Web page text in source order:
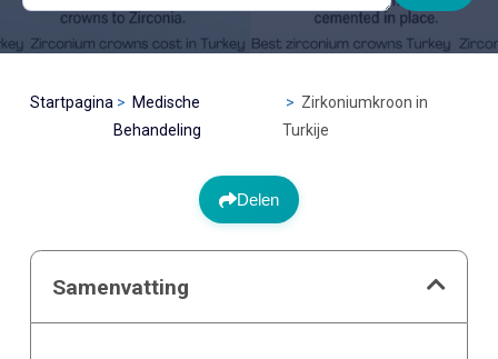
Startpagina
Medische
Behandeling
Zirkoniumkroon in
Turkije
Delen
Samenvatting